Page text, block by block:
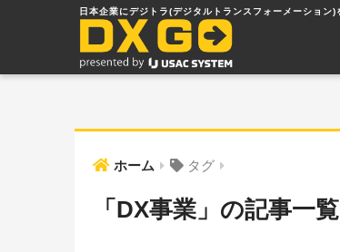
ホーム タグ
「DX事業」の記事一覧